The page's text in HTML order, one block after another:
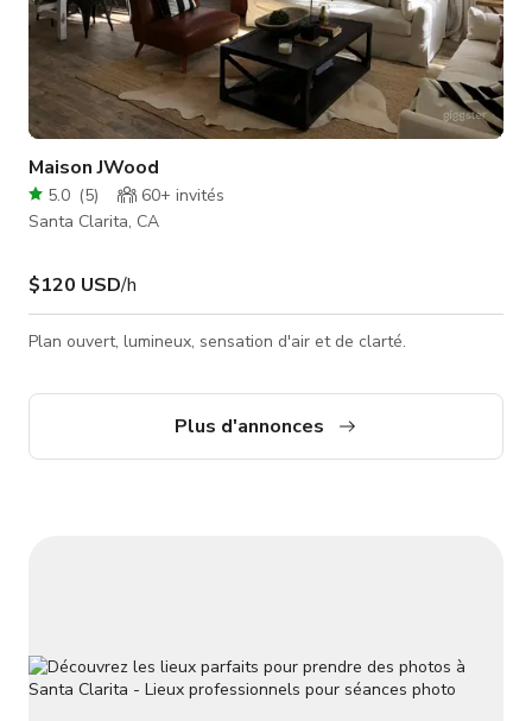
Maison JWood
5.0 (5) 60+ invités
Santa Clarita, CA
$120 USD/h
Plan ouvert, lumineux, sensation d'air et de clarté.
Plus d'annonces